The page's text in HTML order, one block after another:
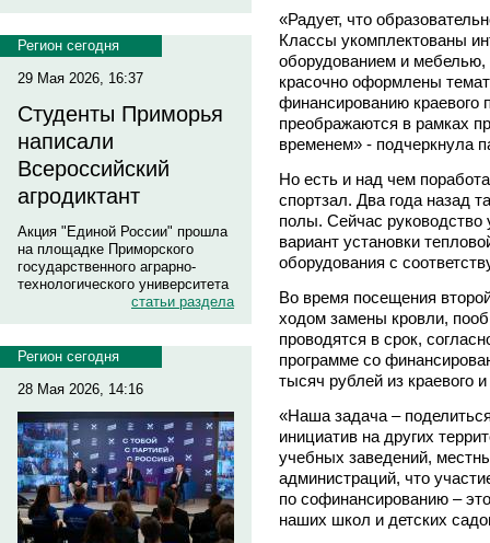
Регион сегодня
29 Мая 2026, 16:37
Студенты Приморья
написали
Всероссийский
агродиктант
Акция "Единой России" прошла
на площадке Приморского
государственного аграрно-
технологического университета
статьи раздела
Регион сегодня
28 Мая 2026, 14:16
«Радует, что
Классы укомплектованы
оборудованием и мебелью,
красочно оформлены
финансированию краевого
преображаются в рамках
временем» - подчеркнула
Но есть и над чем
спортзал. Два года назад
полы. Сейчас руководство
вариант установки
оборудования с
Во время посещения
ходом замены кровли,
проводятся в срок,
программе со
тысяч рублей из краевого
«Наша задача –
инициатив на других
учебных заведений,
администраций, что
по софинансированию –
наших школ и детских